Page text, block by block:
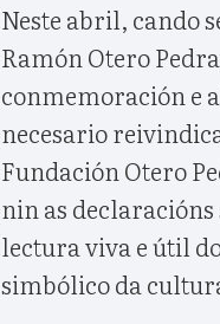
Neste abril, cando
Ramón Otero
conmemoración e
necesario
Fundación Otero
nin as
lectura viva e útil
simbólico da